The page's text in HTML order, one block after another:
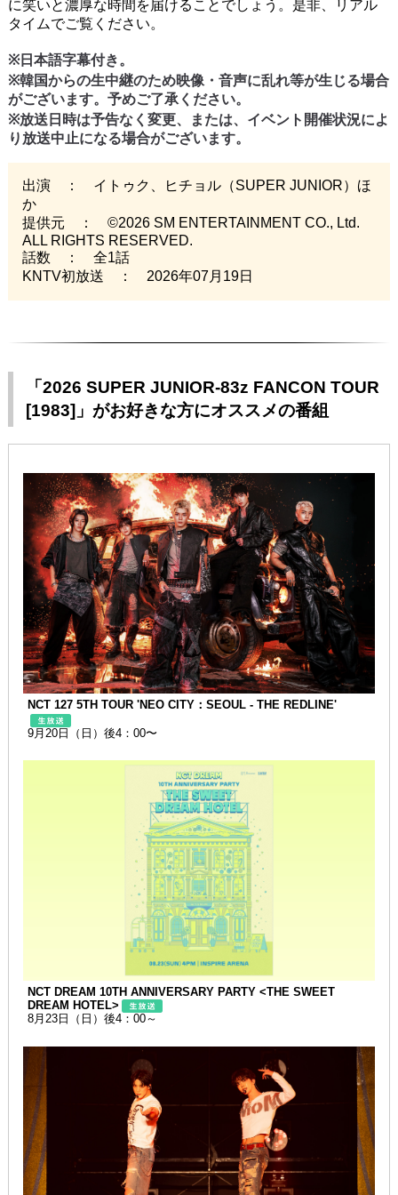
に笑いと濃厚な時間を届けることでしょう。是非、リアル
タイムでご覧ください。
※日本語字幕付き。
※韓国からの生中継のため映像・音声に乱れ等が生じる場合
がございます。予めご了承ください。
※放送日時は予告なく変更、または、イベント開催状況によ
り放送中止になる場合がございます。
出演 ： イトゥク、ヒチョル（SUPER JUNIOR）ほ
か
提供元 ： ©2026 SM ENTERTAINMENT CO., Ltd.
ALL RIGHTS RESERVED.
話数 ： 全1話
KNTV初放送 ： 2026年07月19日
「2026 SUPER JUNIOR-83z FANCON TOUR
[1983]」がお好きな方にオススメの番組
NCT 127 5TH TOUR 'NEO CITY：SEOUL - THE REDLINE'
9月20日（日）後4：00〜
NCT DREAM 10TH ANNIVERSARY PARTY <THE SWEET
DREAM HOTEL>
8月23日（日）後4：00～